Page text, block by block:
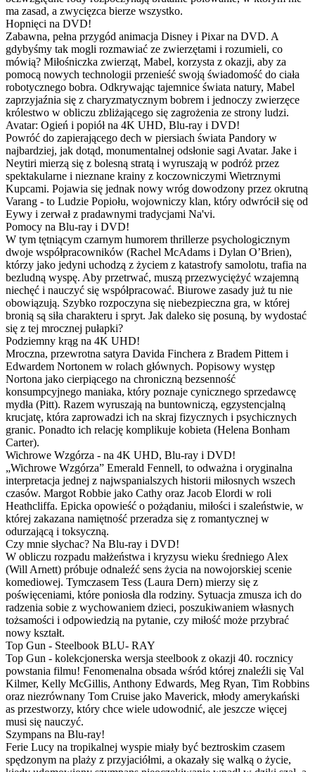
ma zasad, a zwycięzca bierze wszystko.
Hopnięci na DVD!
Zabawna, pełna przygód animacja Disney i Pixar na DVD. A
gdybyśmy tak mogli rozmawiać ze zwierzętami i rozumieli, co
mówią? Miłośniczka zwierząt, Mabel, korzysta z okazji, aby za
pomocą nowych technologii przenieść swoją świadomość do ciała
robotycznego bobra. Odkrywając tajemnice świata natury, Mabel
zaprzyjaźnia się z charyzmatycznym bobrem i jednoczy zwierzęce
królestwo w obliczu zbliżającego się zagrożenia ze strony ludzi.
Avatar: Ogień i popiół na 4K UHD, Blu-ray i DVD!
Powróć do zapierającego dech w piersiach świata Pandory w
najbardziej, jak dotąd, monumentalnej odsłonie sagi Avatar. Jake i
Neytiri mierzą się z bolesną stratą i wyruszają w podróż przez
spektakularne i nieznane krainy z koczowniczymi Wietrznymi
Kupcami. Pojawia się jednak nowy wróg dowodzony przez okrutną
Varang - to Ludzie Popiołu, wojowniczy klan, który odwrócił się od
Eywy i zerwał z pradawnymi tradycjami Na'vi.
Pomocy na Blu-ray i DVD!
W tym tętniącym czarnym humorem thrillerze psychologicznym
dwoje współpracowników (Rachel McAdams i Dylan O’Brien),
którzy jako jedyni uchodzą z życiem z katastrofy samolotu, trafia na
bezludną wyspę. Aby przetrwać, muszą przezwyciężyć wzajemną
niechęć i nauczyć się współpracować. Biurowe zasady już tu nie
obowiązują. Szybko rozpoczyna się niebezpieczna gra, w której
bronią są siła charakteru i spryt. Jak daleko się posuną, by wydostać
się z tej mrocznej pułapki?
Podziemny krąg na 4K UHD!
Mroczna, przewrotna satyra Davida Finchera z Bradem Pittem i
Edwardem Nortonem w rolach głównych. Popisowy występ
Nortona jako cierpiącego na chroniczną bezsenność
konsumpcyjnego maniaka, który poznaje cynicznego sprzedawcę
mydła (Pitt). Razem wyruszają na buntowniczą, egzystencjalną
krucjatę, która zaprowadzi ich na skraj fizycznych i psychicznych
granic. Ponadto ich relację komplikuje kobieta (Helena Bonham
Carter).
Wichrowe Wzgórza - na 4K UHD, Blu-ray i DVD!
„Wichrowe Wzgórza” Emerald Fennell, to odważna i oryginalna
interpretacja jednej z najwspanialszych historii miłosnych wszech
czasów. Margot Robbie jako Cathy oraz Jacob Elordi w roli
Heathcliffa. Epicka opowieść o pożądaniu, miłości i szaleństwie, w
której zakazana namiętność przeradza się z romantycznej w
odurzającą i toksyczną.
Czy mnie słychac? Na Blu-ray i DVD!
W obliczu rozpadu małżeństwa i kryzysu wieku średniego Alex
(Will Arnett) próbuje odnaleźć sens życia na nowojorskiej scenie
komediowej. Tymczasem Tess (Laura Dern) mierzy się z
poświęceniami, które poniosła dla rodziny. Sytuacja zmusza ich do
radzenia sobie z wychowaniem dzieci, poszukiwaniem własnych
tożsamości i odpowiedzią na pytanie, czy miłość może przybrać
nowy kształt.
Top Gun - Steelbook BLU- RAY
Top Gun - kolekcjonerska wersja steelbook z okazji 40. rocznicy
powstania filmu! Fenomenalna obsada wśród której znaleźli się Val
Kilmer, Kelly McGillis, Anthony Edwards, Meg Ryan, Tim Robbins
oraz niezrównany Tom Cruise jako Maverick, młody amerykański
as przestworzy, który chce wiele udowodnić, ale jeszcze więcej
musi się nauczyć.
Szympans na Blu-ray!
Ferie Lucy na tropikalnej wyspie miały być beztroskim czasem
spędzonym na plaży z przyjaciółmi, a okazały się walką o życie,